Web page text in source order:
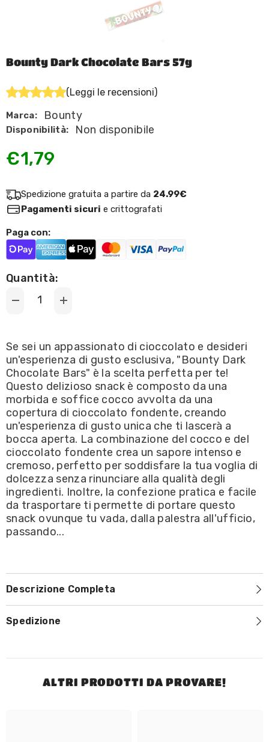
Bounty Dark Chocolate Bars 57g
(Leggi le recensioni)
Marca: Bounty
Disponibilità: Non disponibile
€1,79
Spedizione gratuita a partire da 24.99€
Pagamenti sicuri e crittografati
Paga con:
Quantità:
Decrease
Chocolate
Bars
57g
Increase
Chocolate
Bars
57g
Se sei un appassionato di cioccolato e desideri
un'esperienza di gusto esclusiva, "Bounty Dark
Chocolate Bars" è la scelta perfetta per te!
Questo delizioso snack è composto da una
morbida e soffice cocco avvolta da una
copertura di cioccolato fondente, creando
un'esperienza di gusto unica che ti lascerà a
bocca aperta. La combinazione del cocco e del
cioccolato fondente crea un sapore intenso e
cremoso, perfetto per soddisfare la tua voglia di
dolcezza senza rinunciare alla qualità degli
ingredienti. Inoltre, la confezione pratica e facile
da trasportare ti permette di portare questo
snack ovunque tu vada, dalla palestra all'ufficio,
passando...
Descrizione Completa
Spedizione
ALTRI PRODOTTI DA PROVARE!